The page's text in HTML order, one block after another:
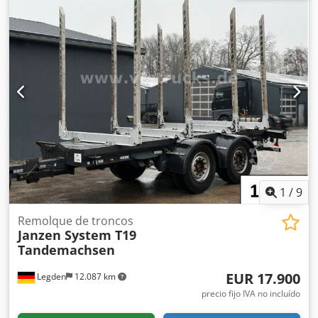
, tamaño del neumático: 275/70R22.5 , color:
kilometraje:
1.001 km , tipo de engranaje: otro , cabina del
conductor:otro, Equipamiento:ABS, Ubicación del
vehículo: Bovenden, 2 ejes, ejes BPW, tándem, suspensión
neumática, ABS (sistema antibloqueo de frenos),
protección inferior, soporte delantero, protección lateral
de aluminio, neumáticos gemelos, estacas.
Superestructura: Remolque tándem portamadera corta
con 4 soportes EXTE. Crjdpfxewmgaqj Abrjf LOS DATOS DE
ACCESORIOS SON SIN GARANTÍA; sujetos a cambios, venta
previa y errores reservados.
1 /9
Legden 12.087 km
Remolque de troncos
Janzen System T19
Tandemachsen
EUR 17.900
precio fijo IVA no incluído